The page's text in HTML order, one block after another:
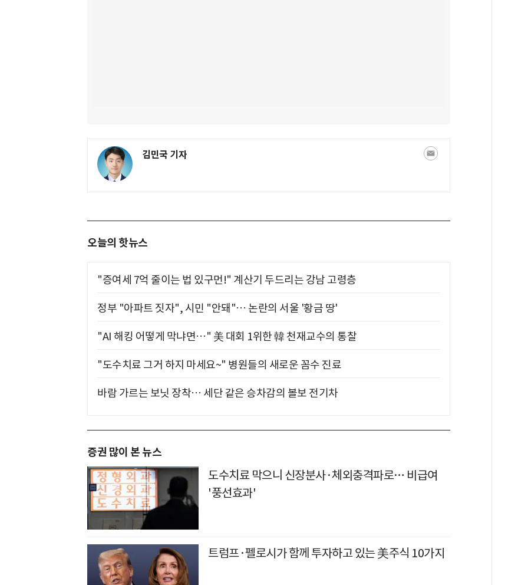
김민국 기자
오늘의 핫뉴스
"증여세 7억 줄이는 법 있구먼!" 계산기 두드리는 강남 고령층
정부 "아파트 짓자", 시민 "안돼"… 논란의 서울 '황금 땅'
"AI 해킹 어떻게 막냐면…" 美 대회 1위한 韓 천재교수의 통찰
"도수치료 그거 하지 마세요~" 병원들의 새로운 꼼수 진료
바람 가르는 보닛 장착… 세단 같은 승차감의 볼보 전기차
증권 많이 본 뉴스
도수치료 막으니 신장분사·체외충격파로… 비급여
'풍선효과'
트럼프·펠로시가 함께 투자하고 있는 美주식 10가지